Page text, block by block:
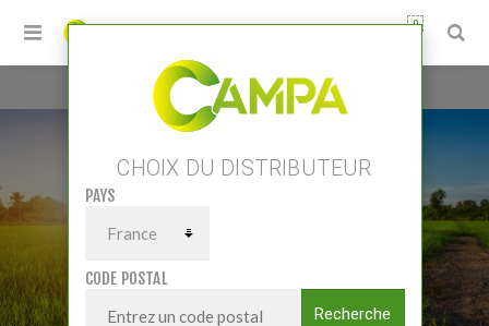
0
Accueil Pièces et accessoires
Pièces Acc Tracteurs
CHOIX DU DISTRIBUTEUR
PAYS
CODE POSTAL
Recherche